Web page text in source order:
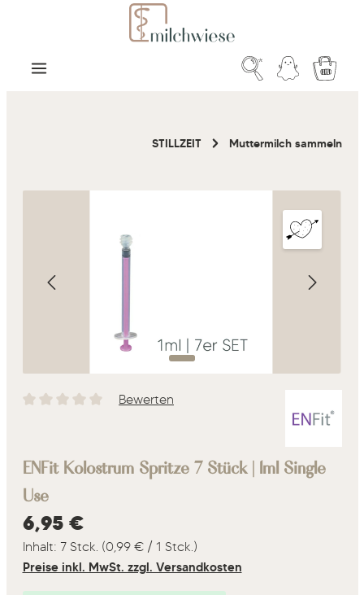
Zum Hauptinhalt springen
STILLZEIT Muttermilch sammeln
Durchschnittliche Bewertung von 0 von 5 Sternen
Bewerten
ENFit Kolostrum Spritze 7 Stück | 1ml Single
Use
Regulärer Preis:
6,95 €
Inhalt: 7 Stck. (0,99 € / 1 Stck.)
Preise inkl. MwSt. zzgl. Versandkosten